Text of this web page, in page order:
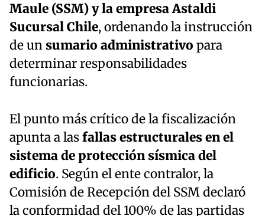
Maule (SSM) y la empresa Astaldi
Sucursal Chile, ordenando la instrucción
de un sumario administrativo para
determinar responsabilidades
funcionarias.
El punto más crítico de la fiscalización
apunta a lasfallas estructurales en el
sistema de protección sísmica del
edificio. Según el ente contralor, la
Comisión de Recepción del SSM declaró
la conformidad del 100% de las partidas